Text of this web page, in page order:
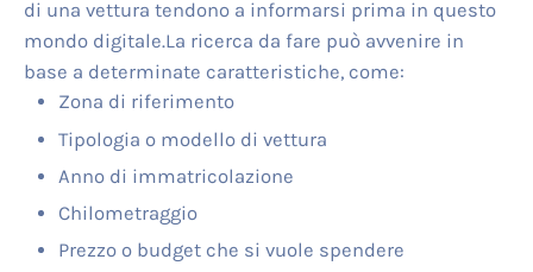
di una vettura tendono a informarsi prima in questo
mondo digitale.La ricerca da fare può avvenire in
base a determinate caratteristiche, come:
Zona di riferimento
Tipologia o modello di vettura
Anno di immatricolazione
Chilometraggio
Prezzo o budget che si vuole spendere